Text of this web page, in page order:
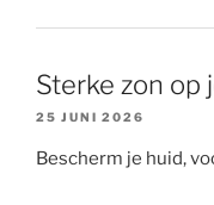
Sterke zon op
25 JUNI 2026
Bescherm je huid,